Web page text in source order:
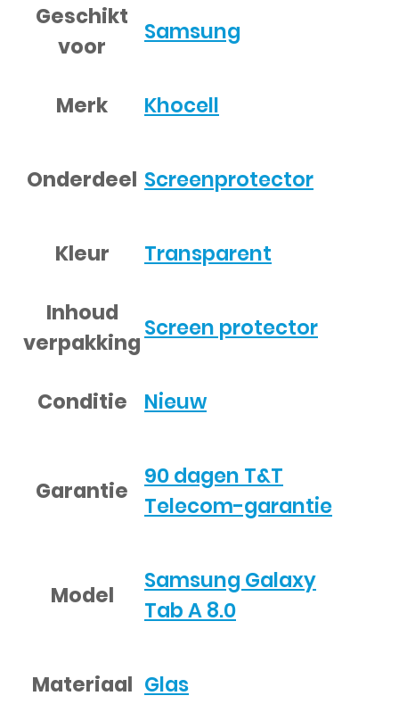
Geschikt
voor
Samsung
Merk Khocell
Onderdeel Screenprotector
Kleur Transparent
Inhoud
verpakking
Screen protector
Conditie Nieuw
Garantie
90 dagen T&T
Telecom-garantie
Model
Samsung Galaxy
Tab A 8.0
Materiaal Glas